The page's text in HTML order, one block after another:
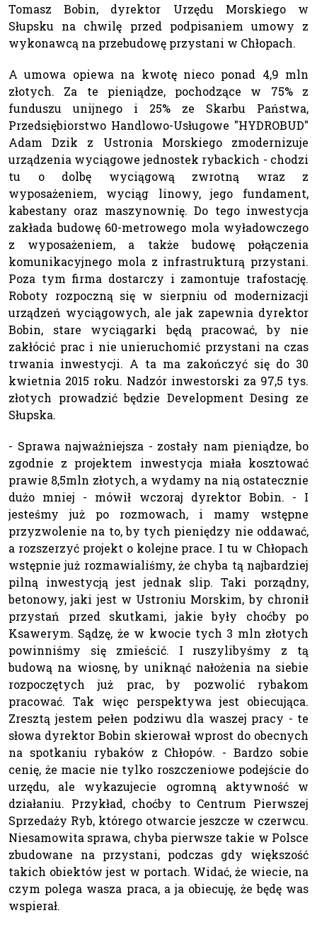
Tomasz Bobin, dyrektor Urzędu Morskiego w
Słupsku na chwilę przed podpisaniem umowy z
wykonawcą na przebudowę przystani w Chłopach.
A umowa opiewa na kwotę nieco ponad 4,9 mln
złotych. Za te pieniądze, pochodzące w 75% z
funduszu unijnego i 25% ze Skarbu Państwa,
Przedsiębiorstwo Handlowo-Usługowe "HYDROBUD"
Adam Dzik z Ustronia Morskiego zmodernizuje
urządzenia wyciągowe jednostek rybackich - chodzi
tu o dolbę wyciągową zwrotną wraz z
wyposażeniem, wyciąg linowy, jego fundament,
kabestany oraz maszynownię. Do tego inwestycja
zakłada budowę 60-metrowego mola wyładowczego
z wyposażeniem, a także budowę połączenia
komunikacyjnego mola z infrastrukturą przystani.
Poza tym firma dostarczy i zamontuje trafostację.
Roboty rozpoczną się w sierpniu od modernizacji
urządzeń wyciągowych, ale jak zapewnia dyrektor
Bobin, stare wyciągarki będą pracować, by nie
zakłócić prac i nie unieruchomić przystani na czas
trwania inwestycji. A ta ma zakończyć się do 30
kwietnia 2015 roku. Nadzór inwestorski za 97,5 tys.
złotych prowadzić będzie Development Desing ze
Słupska.
- Sprawa najważniejsza - zostały nam pieniądze, bo
zgodnie z projektem inwestycja miała kosztować
prawie 8,5mln złotych, a wydamy na nią ostatecznie
dużo mniej - mówił wczoraj dyrektor Bobin. - I
jesteśmy już po rozmowach, i mamy wstępne
przyzwolenie na to, by tych pieniędzy nie oddawać,
a rozszerzyć projekt o kolejne prace. I tu w Chłopach
wstępnie już rozmawialiśmy, że chyba tą najbardziej
pilną inwestycją jest jednak slip. Taki porządny,
betonowy, jaki jest w Ustroniu Morskim, by chronił
przystań przed skutkami, jakie były choćby po
Ksawerym. Sądzę, że w kwocie tych 3 mln złotych
powinniśmy się zmieścić. I ruszylibyśmy z tą
budową na wiosnę, by uniknąć nałożenia na siebie
rozpoczętych już prac, by pozwolić rybakom
pracować. Tak więc perspektywa jest obiecująca.
Zresztą jestem pełen podziwu dla waszej pracy - te
słowa dyrektor Bobin skierował wprost do obecnych
na spotkaniu rybaków z Chłopów. - Bardzo sobie
cenię, że macie nie tylko roszczeniowe podejście do
urzędu, ale wykazujecie ogromną aktywność w
działaniu. Przykład, choćby to Centrum Pierwszej
Sprzedaży Ryb, którego otwarcie jeszcze w czerwcu.
Niesamowita sprawa, chyba pierwsze takie w Polsce
zbudowane na przystani, podczas gdy większość
takich obiektów jest w portach. Widać, że wiecie, na
czym polega wasza praca, a ja obiecuję, że będę was
wspierał.